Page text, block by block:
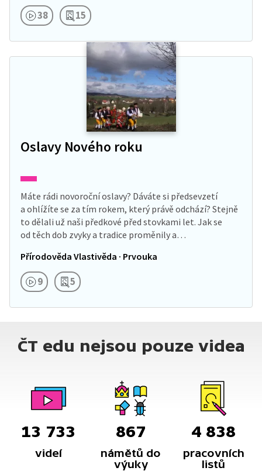
38 15
Oslavy Nového roku
Máte rádi novoroční oslavy? Dáváte si předsevzetí
a ohlížíte se za tím rokem, který právě odchází? Stejně
to dělali už naši předkové před stovkami let. Jak se
od těch dob zvyky a tradice proměnily a…
Přírodověda Vlastivěda · Prvouka
9 5
ČT edu nejsou pouze videa
13 733
videí
867
námětů do
výuky
4 838
pracovních
listů